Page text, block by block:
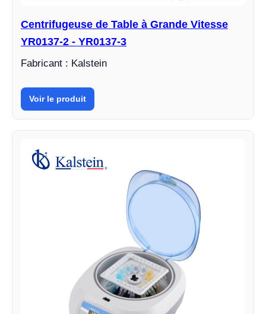
Centrifugeuse de Table à Grande Vitesse
YR0137-2 - YR0137-3
Fabricant : Kalstein
Voir le produit